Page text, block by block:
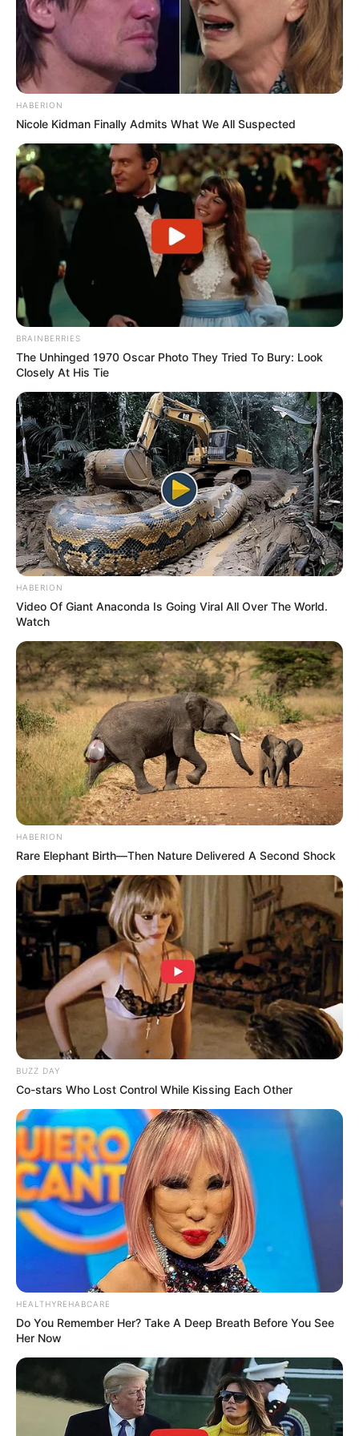
TAGS DHEVAPROM: PHON CHEEWAN DRAMA THAILAND
LIHAT ARTIKEL LAINNYA
6th Sense Agency The Legend of Nang Nak
4 Minutes Yesterday Wife
HABERION
Nicole Kidman Finally Admits What We All Suspected
BRAINBERRIES
The Unhinged 1970 Oscar Photo They Tried To Bury: Look
Closely At His Tie
HABERION
Video Of Giant Anaconda Is Going Viral All Over The World.
Watch
HABERION
Rare Elephant Birth—Then Nature Delivered A Second Shock
BUZZ DAY
Co-stars Who Lost Control While Kissing Each Other
HEALTHYREHABCARE
Do You Remember Her? Take A Deep Breath Before You See
Her Now